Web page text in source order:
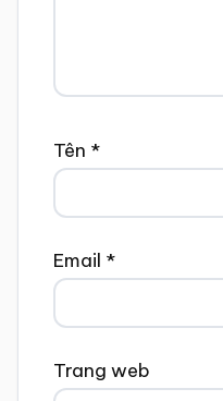
Tên *
Email *
Trang web